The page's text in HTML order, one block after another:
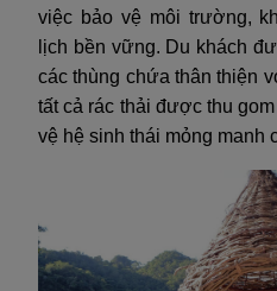
việc bảo vệ môi trường,
lịch bền vững. Du khách
các thùng chứa thân thiện
tất cả rác thải được thu
vệ hệ sinh thái mỏng manh